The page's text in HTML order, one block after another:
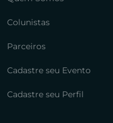
Colunistas
Parceiros
Cadastre seu Evento
Cadastre seu Perfil